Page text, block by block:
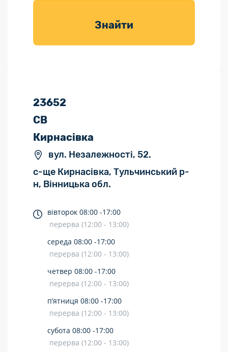
товарів для
Знайти
23652
СВ
Кирнасівка
вул. Незалежності, 52.
с-ще Кирнасівка, Тульчинський р-
н, Вінницька обл.
вівторок 08:00 -17:00
перерва (12:00 - 13:00)
середа 08:00 -17:00
перерва (12:00 - 13:00)
четвер 08:00 -17:00
перерва (12:00 - 13:00)
п’ятниця 08:00 -17:00
перерва (12:00 - 13:00)
субота 08:00 -17:00
перерва (12:00 - 13:00)